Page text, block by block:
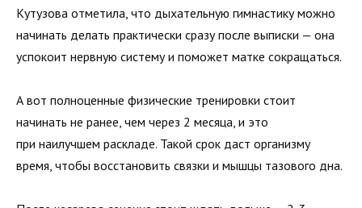
Кутузова отметила, что дыхательную гимнастику можно
начинать делать практически сразу после выписки — она
успокоит нервную систему и поможет матке сокращаться.
А вот полноценные физические тренировки стоит
начинать не ранее, чем через 2 месяца, и это
при наилучшем раскладе. Такой срок даст организму
время, чтобы восстановить связки и мышцы тазового дна.